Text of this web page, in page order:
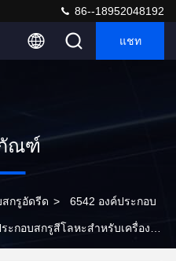
86--18952048192
แชท
ณฑ์
สกรูอัดรีด > 6542 องค์ประกอบ
ะกอบสกรูสีโลหะสำหรับเครื่องอัด